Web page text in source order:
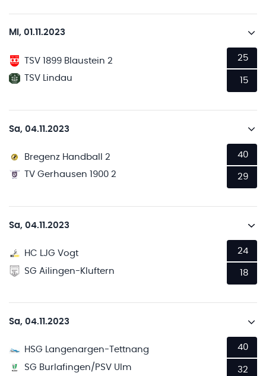
Mi, 01.11.2023
TSV 1899 Blaustein 2
TSV Lindau
25
15
Sa, 04.11.2023
Bregenz Handball 2
TV Gerhausen 1900 2
40
29
Sa, 04.11.2023
HC LJG Vogt
SG Ailingen-Kluftern
24
18
Sa, 04.11.2023
HSG Langenargen-Tettnang
SG Burlafingen/PSV Ulm
40
32